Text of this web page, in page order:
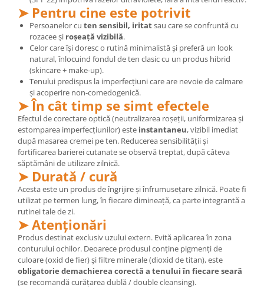
➤ Pentru cine este potrivit
Persoanelor cu ten sensibil, iritatsau care se confruntă cu
rozacee și roșeață vizibilă.
Celor care își doresc o rutină minimalistă și preferă un look
natural, înlocuind fondul de ten clasic cu un produs hibrid
(skincare + make-up).
Tenului predispus la imperfecțiuni care are nevoie de calmare
și acoperire non-comedogenică.
➤ În cât timp se simt efectele
Efectul de corectare optică (neutralizarea roșeții, uniformizarea și
estomparea imperfecțiunilor) este instantaneu, vizibil imediat
după masarea cremei pe ten. Reducerea sensibilității și
fortificarea barierei cutanate se observă treptat, după câteva
săptămâni de utilizare zilnică.
➤ Durată / cură
Acesta este un produs de îngrijire și înfrumusețare zilnică. Poate fi
utilizat pe termen lung, în fiecare dimineață, ca parte integrantă a
rutinei tale de zi.
➤ Atenționări
Produs destinat exclusiv uzului extern. Evită aplicarea în zona
conturului ochilor. Deoarece produsul conține pigmenți de
culoare (oxid de fier) și filtre minerale (dioxid de titan), este
obligatorie demachierea corectă a tenului în fiecare seară
(se recomandă curățarea dublă / double cleansing).